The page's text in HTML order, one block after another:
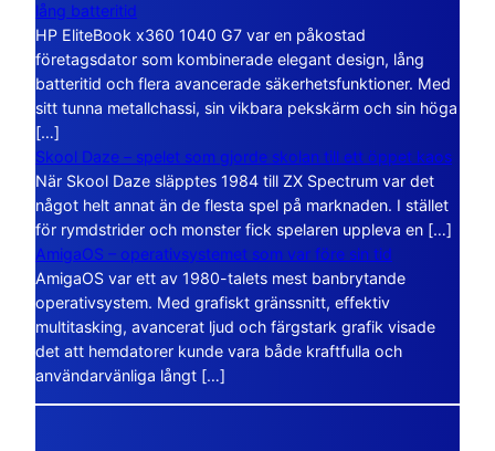
lång batteritid
HP EliteBook x360 1040 G7 var en påkostad
företagsdator som kombinerade elegant design, lång
batteritid och flera avancerade säkerhetsfunktioner. Med
sitt tunna metallchassi, sin vikbara pekskärm och sin höga
[…]
Skool Daze – spelet som gjorde skolan till ett öppet kaos
När Skool Daze släpptes 1984 till ZX Spectrum var det
något helt annat än de flesta spel på marknaden. I stället
för rymdstrider och monster fick spelaren uppleva en […]
AmigaOS – operativsystemet som var före sin tid
AmigaOS var ett av 1980-talets mest banbrytande
operativsystem. Med grafiskt gränssnitt, effektiv
multitasking, avancerat ljud och färgstark grafik visade
det att hemdatorer kunde vara både kraftfulla och
användarvänliga långt […]